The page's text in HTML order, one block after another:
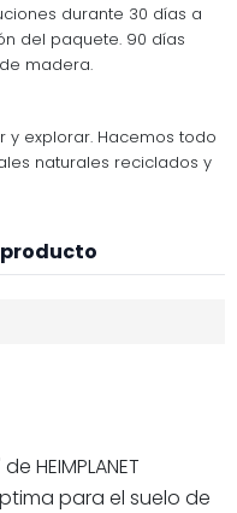
durante 30 días a
del paquete. 90 días
madera.
y explorar. Hacemos todo
naturales reciclados y
HEIMPLANET
para el suelo de